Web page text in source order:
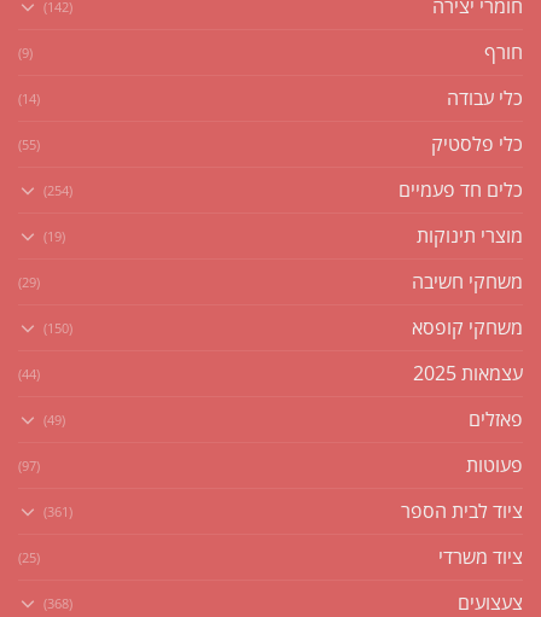
חומרי יצירה (142)
חורף (9)
כלי עבודה (14)
כלי פלסטיק (55)
כלים חד פעמיים (254)
מוצרי תינוקות (19)
משחקי חשיבה (29)
משחקי קופסא (150)
עצמאות 2025 (44)
פאזלים (49)
פעוטות (97)
ציוד לבית הספר (361)
ציוד משרדי (25)
צעצועים (368)